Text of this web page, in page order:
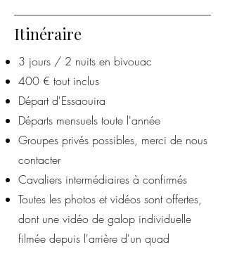
Itinéraire
3 jours / 2 nuits en bivouac
400 € tout inclus
Départ d'Essaouira
Départs mensuels toute l'année
Groupes privés possibles, merci de nous
contacter
Cavaliers intermédiaires à confirmés
Toutes les photos et vidéos sont offertes,
dont une vidéo de galop individuelle
filmée depuis l'arrière d'un quad